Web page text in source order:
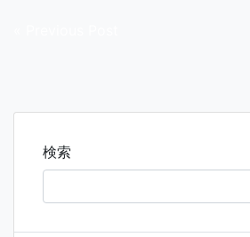
ビ
ョ
検索